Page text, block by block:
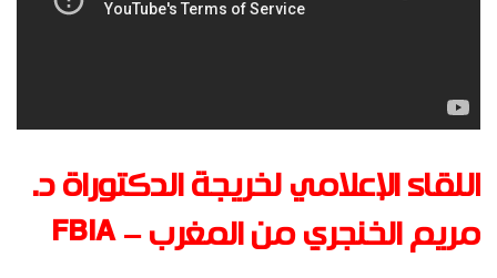
اللقاء الإعلامي لخريجة الدكتوراة د.
مريم الخنجري من المغرب – FBIA